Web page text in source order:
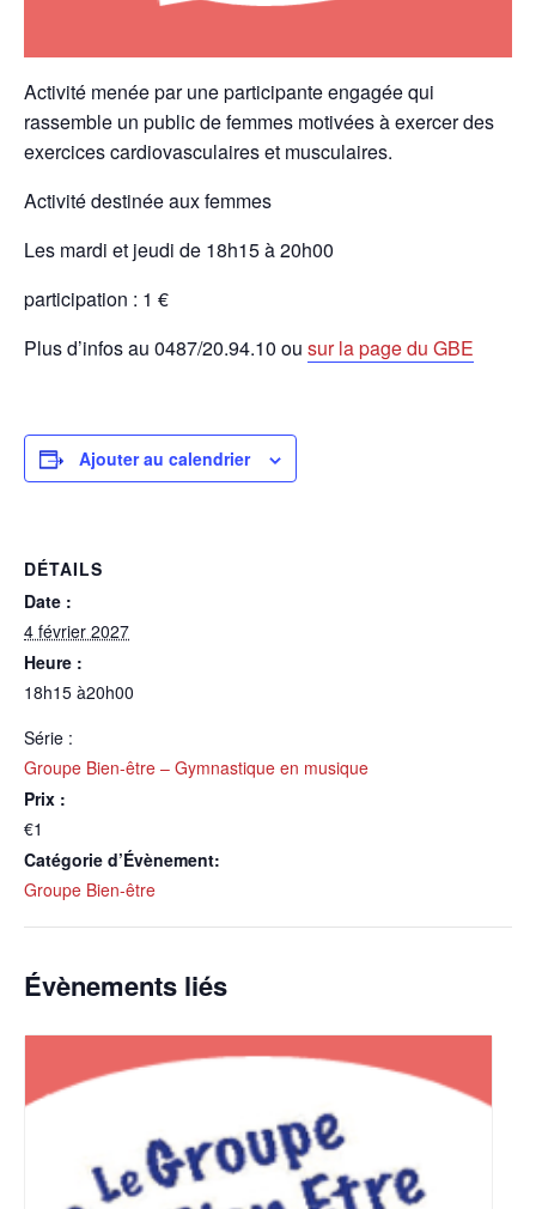
Activité menée par une participante engagée qui
rassemble un public de femmes motivées à exercer des
exercices cardiovasculaires et musculaires.
Activité destinée aux femmes
Les mardi et jeudi de 18h15 à 20h00
participation : 1 €
Plus d’infos au 0487/20.94.10 ou sur la page du GBE
Ajouter au calendrier
DÉTAILS
Date :
4 février 2027
Heure :
18h15 à20h00
Série :
Groupe Bien-être – Gymnastique en musique
Prix :
€1
Catégorie d’Évènement:
Groupe Bien-être
Évènements liés